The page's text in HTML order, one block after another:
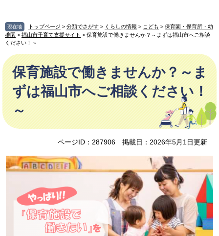
ジ
の
先
で
ュ
ー
を
ば
へ
現在地 トップページ > 分類でさがす > くらしの情報 > こども > 保育園・保育所・幼
稚園 > 福山市子育て支援サイト > 保育施設で働きませんか？～まずは福山市へご相談
ください！～
本
文
保育施設で働きませんか？～ま
ずは福山市へご相談ください！
～
ページID：287906 掲載日：2026年5月1日更新